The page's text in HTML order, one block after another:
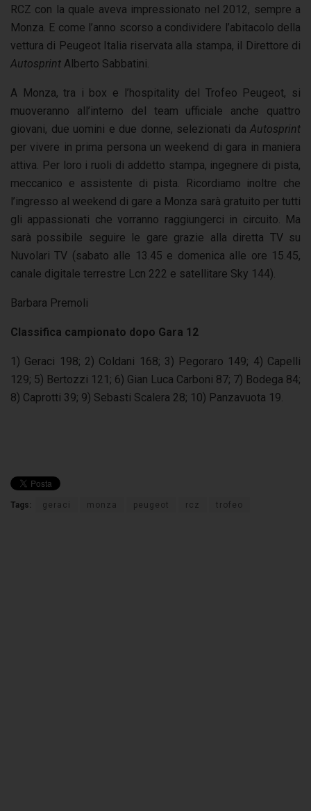
RCZ con la quale aveva impressionato nel 2012, sempre a
Monza. E come l’anno scorso a condividere l’abitacolo della
vettura di Peugeot Italia riservata alla stampa, il Direttore di
Autosprint Alberto Sabbatini.
A Monza, tra i box e l’hospitality del Trofeo Peugeot, si
muoveranno all’interno del team ufficiale anche quattro
giovani, due uomini e due donne, selezionati da Autosprint
per vivere in prima persona un weekend di gara in maniera
attiva. Per loro i ruoli di addetto stampa, ingegnere di pista,
meccanico e assistente di pista. Ricordiamo inoltre che
l’ingresso al weekend di gare a Monza sarà gratuito per tutti
gli appassionati che vorranno raggiungerci in circuito. Ma
sarà possibile seguire le gare grazie alla diretta TV su
Nuvolari TV (sabato alle 13.45 e domenica alle ore 15.45,
canale digitale terrestre Lcn 222 e satellitare Sky 144).
Barbara Premoli
Classifica campionato dopo Gara 12
1) Geraci 198; 2) Coldani 168; 3) Pegoraro 149; 4) Capelli
129; 5) Bertozzi 121; 6) Gian Luca Carboni 87; 7) Bodega 84;
8) Caprotti 39; 9) Sebasti Scalera 28; 10) Panzavuota 19.
Tags: geraci monza peugeot rcz trofeo